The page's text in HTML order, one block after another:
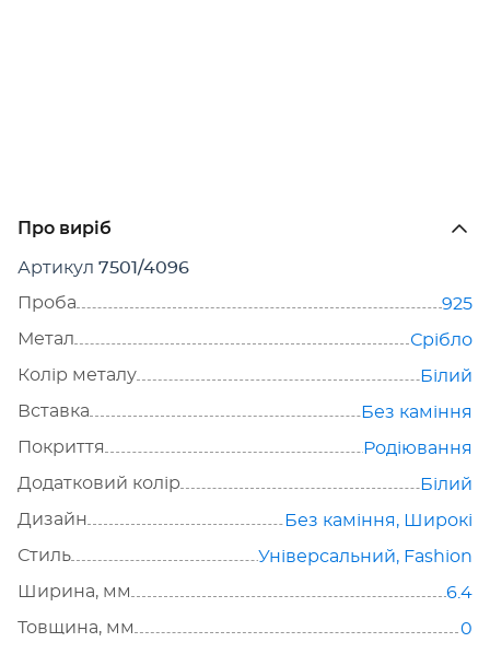
Про виріб
Артикул 7501/4096
Проба
925
Метал
Срібло
Колір металу
Білий
Вставка
Без каміння
Покриття
Родіювання
Додатковий колір
Білий
Дизайн
Без каміння,
Широкі
Стиль
Універсальний, Fashion
Ширина, мм
6.4
Товщина, мм
0